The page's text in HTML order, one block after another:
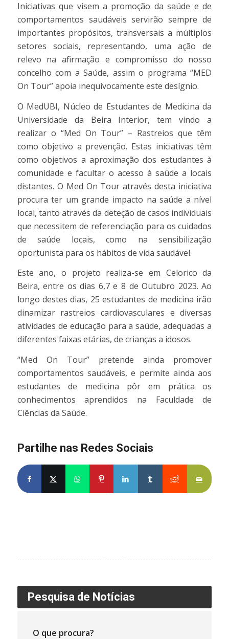
Iniciativas que visem a promoção da saúde e de
comportamentos saudáveis servirão sempre de
importantes propósitos, transversais a múltiplos
setores sociais, representando, uma ação de
relevo na afirmação e compromisso do nosso
concelho com a Saúde, assim o programa “MED
On Tour” apoia inequivocamente este desígnio.
O MedUBI, Núcleo de Estudantes de Medicina da
Universidade da Beira Interior, tem vindo a
realizar o “Med On Tour” – Rastreios que têm
como objetivo a prevenção. Estas iniciativas têm
como objetivos a aproximação dos estudantes à
comunidade e facultar o acesso à saúde a locais
distantes. O Med On Tour através desta iniciativa
procura ter um grande impacto na saúde a nível
local, tanto através da deteção de casos individuais
que necessitem de referenciação para os cuidados
de saúde locais, como na sensibilização
oportunista para os hábitos de vida saudável.
Este ano, o projeto realiza-se em Celorico da
Beira, entre os dias 6,7 e 8 de Outubro 2023. Ao
longo destes dias, 25 estudantes de medicina irão
dinamizar rastreios cardiovasculares e diversas
atividades de educação para a saúde, adequadas a
diferentes faixas etárias, de crianças a idosos.
“Med On Tour” pretende ainda promover
comportamentos saudáveis, e permite ainda aos
estudantes de medicina pôr em prática os
conhecimentos aprendidos na Faculdade de
Ciências da Saúde.
Partilhe nas Redes Sociais
Partilhe no Facebook
Partilhe no X
Share on WhatsApp
Partilhe no Pinterest
Partilhe no LinkedIn
Partilhe no Tumblr
Partilhe no
Pesquisa de Notícias
O que procura?